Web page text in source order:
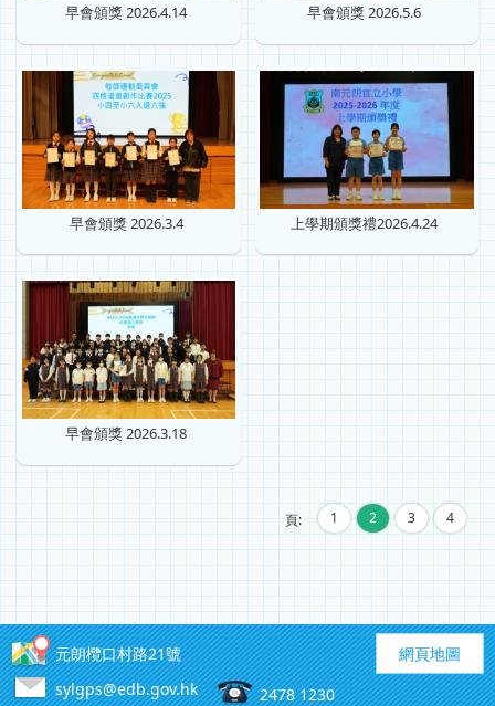
早會頒獎 2026.4.14 早會頒獎 2026.5.6
早會頒獎 2026.3.4 上學期頒獎禮2026.4.24
早會頒獎 2026.3.18
頁: 1 2 3 4
網頁地圖
元朗欖口村路21號
sylgps@edb.gov.hk
2478 1230